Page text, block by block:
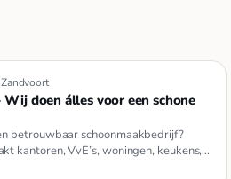
Zandvoort
doen álles voor een schone
betrouwbaar schoonmaakbedrijf?
kantoren, VvE’s, woningen, keukens,
b…